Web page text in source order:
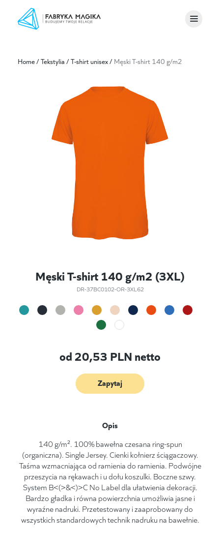
Home/Tekstylia /T-shirt unisex/ Męski T-shirt 140 g/m2
Męski T-shirt 140 g/m2 (3XL)
DR-37BC0102-OR-3XL62
od20,53 PLN netto
Zapytaj
Opis
140 g/m². 100% bawełna czesana ring-spun
(organiczna). Single Jersey. Cienki kołnierz ściągaczowy.
Taśma wzmacniająca od ramienia do ramienia. Podwójne
przeszycia na rękawach i u dołu koszulki. Boczne szwy.
System B<(>&<)>C No Label dla ułatwienia dekoracji.
Bardzo gładka i równa powierzchnia umożliwia jasne i
wyraźne nadruki. Przetestowany i zaaprobowany do
wszystkich standardowych technik nadruku na bawełnie.